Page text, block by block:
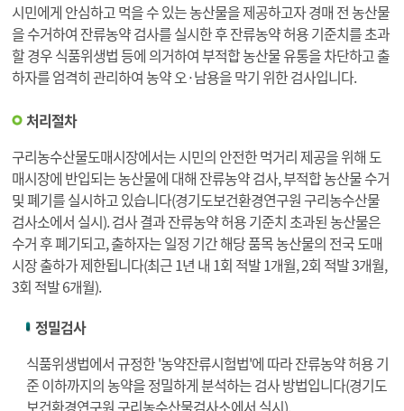
시민에게 안심하고 먹을 수 있는 농산물을 제공하고자 경매 전 농산물
을 수거하여 잔류농약 검사를 실시한 후 잔류농약 허용 기준치를 초과
할 경우 식품위생법 등에 의거하여 부적합 농산물 유통을 차단하고 출
하자를 엄격히 관리하여 농약 오·남용을 막기 위한 검사입니다.
처리절차
구리농수산물도매시장에서는 시민의 안전한 먹거리 제공을 위해 도
매시장에 반입되는 농산물에 대해 잔류농약 검사, 부적합 농산물 수거
및 폐기를 실시하고 있습니다(경기도보건환경연구원 구리농수산물
검사소에서 실시). 검사 결과 잔류농약 허용 기준치 초과된 농산물은
수거 후 폐기되고, 출하자는 일정 기간 해당 품목 농산물의 전국 도매
시장 출하가 제한됩니다(최근 1년 내 1회 적발 1개월, 2회 적발 3개월,
3회 적발 6개월).
정밀검사
식품위생법에서 규정한 '농약잔류시험법'에 따라 잔류농약 허용 기
준 이하까지의 농약을 정밀하게 분석하는 검사 방법입니다(경기도